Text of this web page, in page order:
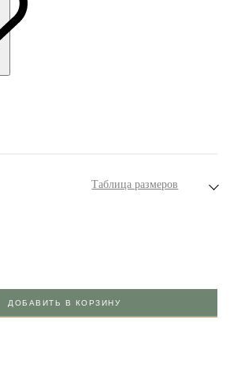
Таблица размеров
ДОБАВИТЬ В КОРЗИНУ